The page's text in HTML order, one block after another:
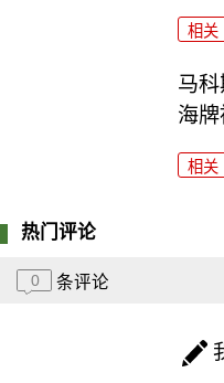
相关
马
海
相关
热门评论
0 条评论